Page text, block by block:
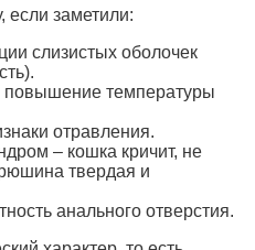
если заметили:
слизистых оболочек
повышение температуры
отравления.
– кошка кричит, не
твердая и
анального отверстия.